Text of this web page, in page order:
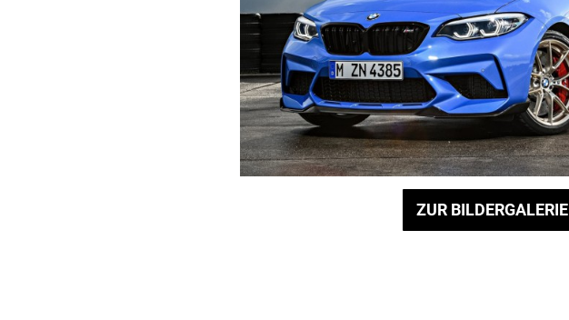
ZUR BILDERGALERIE